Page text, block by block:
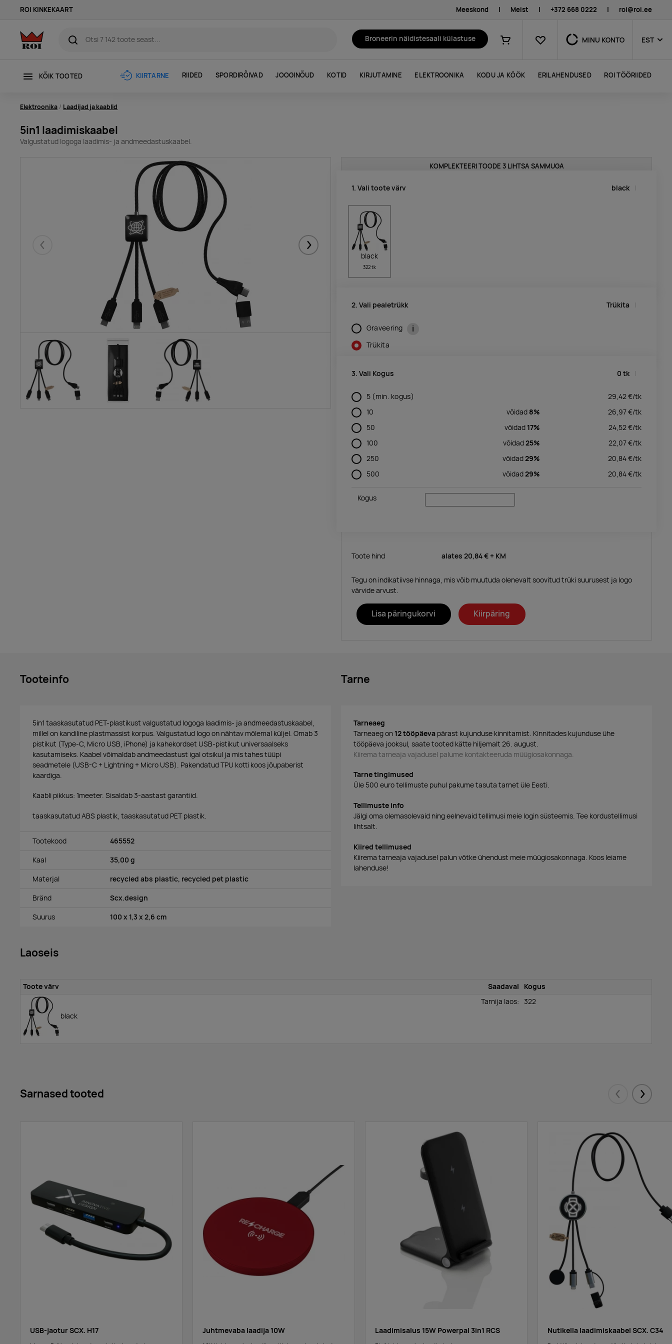
ROI KINKEKAART Meeskond | Meist | +372 668 0222 | roi@roi.ee
Broneerin näidistesaali külastuse
Ostukorv
Lemmikud MINU KONTO EST
KÕIK TOOTED KIIRTARNE RIIDED SPORDIRÕIVAD JOOGINÕUD KOTID KIRJUTAMINE ELEKTROONIKA KODU JA KÖÖK ERILAHENDUSED ROI TÖÖRIIDED
Elektroonika Laadijad ja kaablid
5in1 laadimiskaabel
Valgustatud logoga laadimis- ja andmeedastuskaabel.
Eelmised Järgmised
KOMPLEKTEERI TOODE 3 LIHTSA SAMMUGA
1. Vali toote värv black
black
322 tk
2. Vali pealetrükk Trükita
Graveering i
Trükita
3. Vali Kogus 0 tk
5 (min. kogus) 29,42€/tk
10
võidad 8% 26,97€/tk
50
võidad 17% 24,52€/tk
100
võidad 25% 22,07€/tk
250
võidad 29% 20,84€/tk
500
võidad 29% 20,84€/tk
Kogus
Toote hind alates 20,84 € + KM
Tegu on indikatiivse hinnaga, mis võib muutuda olenevalt soovitud trüki suurusest ja logo
värvide arvust.
Lisa päringukorvi Kiirpäring
Tooteinfo
5in1 taaskasutatud PET-plastikust valgustatud logoga laadimis- ja andmeedastuskaabel,
millel on kandiline plastmassist korpus. Valgustatud logo on nähtav mõlemal küljel. Omab 3
pistikut (Type-C, Micro USB, iPhone) ja kahekordset USB-pistikut universaalseks
kasutamiseks. Kaabel võimaldab andmeedastust igal otsikul ja mis tahes tüüpi
seadmetele (USB-C + Lightning + Micro USB). Pakendatud TPU kotti koos jõupaberist
kaardiga.
Kaabli pikkus: 1meeter. Sisaldab 3-aastast garantiid.
taaskasutatud ABS plastik, taaskasutatud PET plastik.
Tootekood 465552
Kaal 35,00 g
Materjal recycled abs plastic, recycled pet plastic
Bränd Scx.design
Suurus 100 x 1,3 x 2,6 cm
Tarne
Tarneaeg
Tarneaeg on 12 tööpäeva pärast kujunduse kinnitamist. Kinnitades kujunduse ühe
tööpäeva jooksul, saate tooted kätte hiljemalt 26. august.
Kiirema tarneaja vajadusel palume kontakteeruda müügiosakonnaga.
Tarne tingimused
Üle 500 euro tellimuste puhul pakume tasuta tarnet üle Eesti.
Tellimuste info
Jälgi oma olemasolevaid ning eelnevaid tellimusi meie login süsteemis. Tee kordustellimusi
lihtsalt.
Kiired tellimused
Kiirema tarneaja vajadusel palun võtke ühendust meie müügiosakonnaga. Koos leiame
lahenduse!
Laoseis
Toote värv Saadaval Kogus
black
Tarnija laos: 322
Sarnased tooted Eelmised
USB-jaotur SCX. H17 Juhtmevaba laadija 10W Laadimisalus 15W Powerpal 3in1 RCS Nutikella laadimiskaabel SCX. C34